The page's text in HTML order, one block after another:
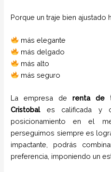
Porque un traje bien ajustado
más elegante
más delgado
más alto
más seguro
La empresa derenta de
Cristobal
es calificada y
posicionamiento en el
perseguimos siempre es
impactante, podrás
preferencia, imponiendo un